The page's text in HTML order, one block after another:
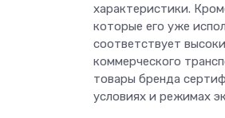
характеристики.
которые его уже
соответствует
коммерческого
товары бренда
условиях и режимах